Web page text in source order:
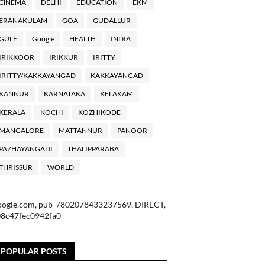
DELHI EDUCATION EKM
GOA GUDALLUR
Google HEALTH INDIA
IRIKKUR IRITTY
KAKKAYANGAD KAKKAYANGAD
KARNATAKA KELAKAM
KOCHI KOZHIKODE
MATTANNUR PANOOR
THALIPPARABA
WORLD
pub-7802078433237569, DIRECT,
POPULAR POSTS